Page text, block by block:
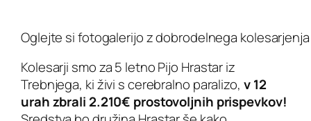
Oglejte si fotogalerijo z dobrodelnega
Kolesarji smo za 5 letno Pijo Hrastar iz
Trebnjega, ki živi s cerebralno paralizo, v 12
urah zbrali 2.210€ prostovoljnih prispevkov!